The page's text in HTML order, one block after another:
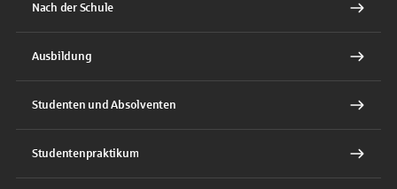
Nach der Schule
Ausbildung
Studenten und Absolventen
Studentenpraktikum